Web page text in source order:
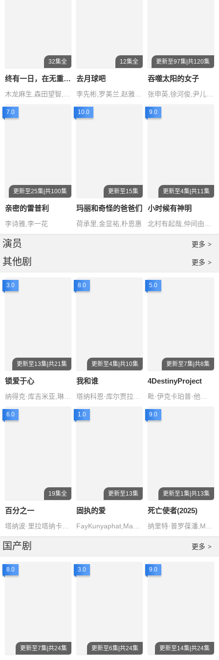
32集全
终有一日，在无重力的宇宙中
木龙麻生,森田望智,片山友希,伊藤万理华,奥平大
12集全
去月球吧
李先彬,罗美兰,赵雅兰,金永大,章
更新至97集|共120集
吞噬太阳的女子
张申英,徐河俊,尹儿贞,吴彰锡
7.0
更新至25集|共100集
亲密的雷普利
李诗雅,李一花
10.0
更新至15集
玛丽和奇怪的爸爸们
荷承里,金显祐,朴恩惠
9.0
更新至4集|共11集
小时候有神明
演员 更多 >
其他剧 更多 >
3.0
更新至13集|共21集
锁爱于心
8.0
更新至4集|共10集
我和谁
5.0
更新至7集|共8集
4DestinyProject
6.0
19集全
百分之一
1.0
更新至13集
固执的爱
9.0
更新至1集|共13集
死亡使者(2025)
国产剧 更多 >
8.0
更新至7集|共24集
3.0
更新至6集|共24集
9.0
更新至14集|共24集